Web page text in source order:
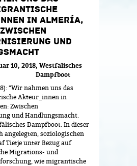
IN ALMERÍA,
UND
10, 2018 Westfälisches
Dampfboot
"Wir nahmen uns das
Akteur_innen in
Zwischen
und Handlungsmacht.
Dampfboot. In dieser
angelegten, soziologischen
Tietje unter Bezug auf
Migrations- und
wie migrantische